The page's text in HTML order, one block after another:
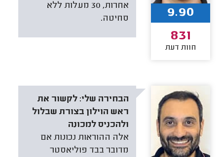
אחרות, 30 מעלות ללא
סחיטה.
9.90
831
חוות דעת
הבחירה שלי: לקשור את
ראש הוילון בצורת שבלול
ולהכניס למכונה
אלה ההוראות נכונות אם
מדובר בבד פוליאסטר